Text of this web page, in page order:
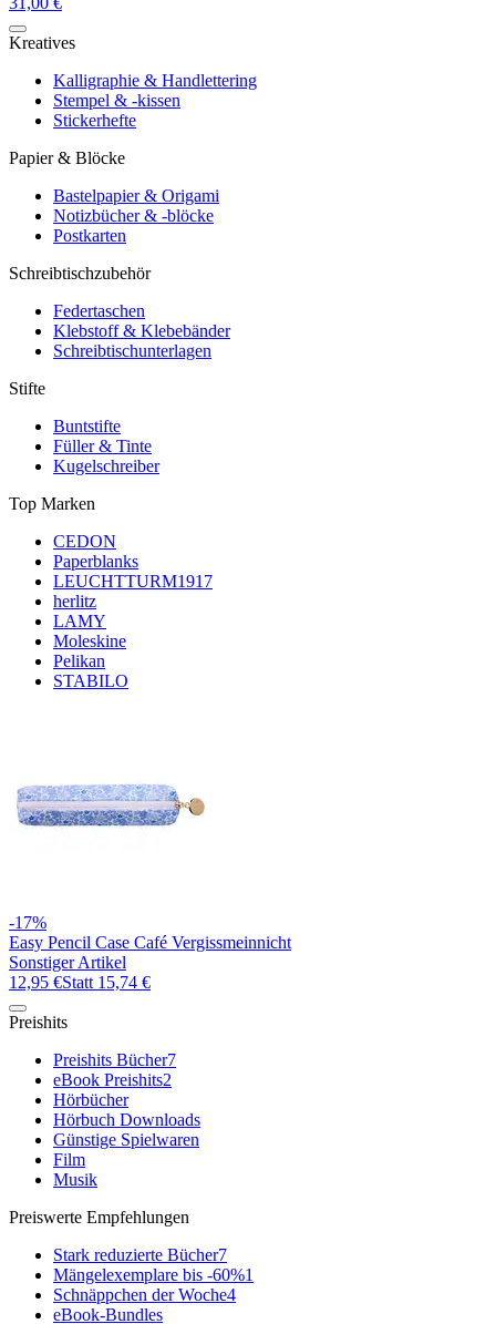
Kreatives
Kalligraphie & Handlettering
Stempel & -kissen
Stickerhefte
Papier & Blöcke
Bastelpapier & Origami
Notizbücher & -blöcke
Postkarten
Schreibtischzubehör
Federtaschen
Klebstoff & Klebebänder
Schreibtischunterlagen
Stifte
Buntstifte
Füller & Tinte
Kugelschreiber
Top Marken
CEDON
Paperblanks
LEUCHTTURM1917
herlitz
LAMY
Moleskine
Pelikan
STABILO
-17%
Easy Pencil Case Café Vergissmeinnicht
Sonstiger Artikel
12,95 €Statt 15,74 €
Preishits
Preishits Bücher7
eBook Preishits2
Hörbücher
Hörbuch Downloads
Günstige Spielwaren
Film
Musik
Preiswerte Empfehlungen
Stark reduzierte Bücher7
Mängelexemplare bis -60%1
Schnäppchen der Woche4
eBook-Bundles